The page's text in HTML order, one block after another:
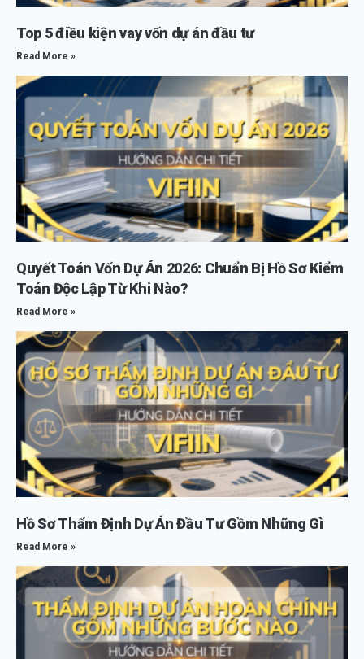
Top 5 điều kiện vay vốn dự án đầu tư
Read More »
Quyết Toán Vốn Dự Án 2026: Chuẩn Bị Hồ Sơ Kiểm
Toán Độc Lập Từ Khi Nào?
Read More »
Hồ Sơ Thẩm Định Dự Án Đầu Tư Gồm Những Gì
Read More »